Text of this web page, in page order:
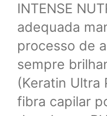
INTENSE
adequada
processo de
sempre
(Keratin Ultra
fibra capilar